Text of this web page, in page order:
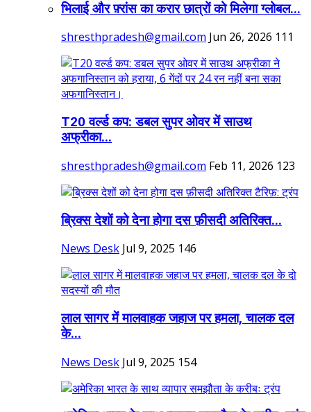
भिलाई और फ़्रांस का करार छात्रों को मिलेगा ग्लोबल...
shresthpradesh@gmail.com Jun 26, 2026 111
T20 वर्ल्ड कप: डबल सुपर ओवर में साउथ
अफ्रीका...
shresthpradesh@gmail.com Feb 11, 2026 123
ब्रिक्स देशों को देना होगा दस फ़ीसदी अतिरिक्त...
News Desk Jul 9, 2025 146
लाल सागर में मालवाहक जहाज पर हमला, चालक दल
के...
News Desk Jul 9, 2025 154